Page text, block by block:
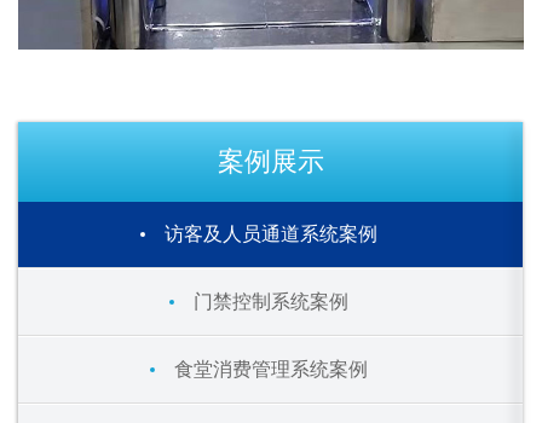
案例展示
访客及人员通道系统案例
门禁控制系统案例
食堂消费管理系统案例